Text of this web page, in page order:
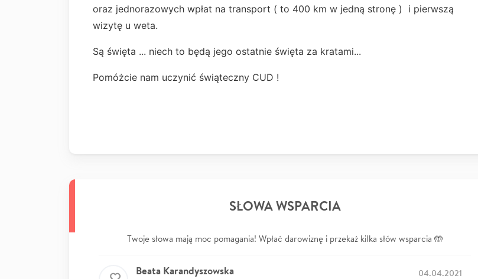
oraz jednorazowych wpłat na transport ( to 400 km w jedną stronę ) i pierwszą
wizytę u weta.
Są święta ... niech to będą jego ostatnie święta za kratami...
Pomóżcie nam uczynić świąteczny CUD !
SŁOWA WSPARCIA
Twoje słowa mają moc pomagania! Wpłać darowiznę i przekaż kilka słów wsparcia 🤲
Beata Karandyszowska 04.04.2021